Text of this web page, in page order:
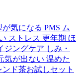
が気になる PMS ム
ストレス 更年期 ほ
ジングケア しみ・
気が出ない 温めた
ド茶お試しセット